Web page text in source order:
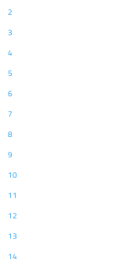
2
3
4
5
6
7
8
9
10
11
12
13
14